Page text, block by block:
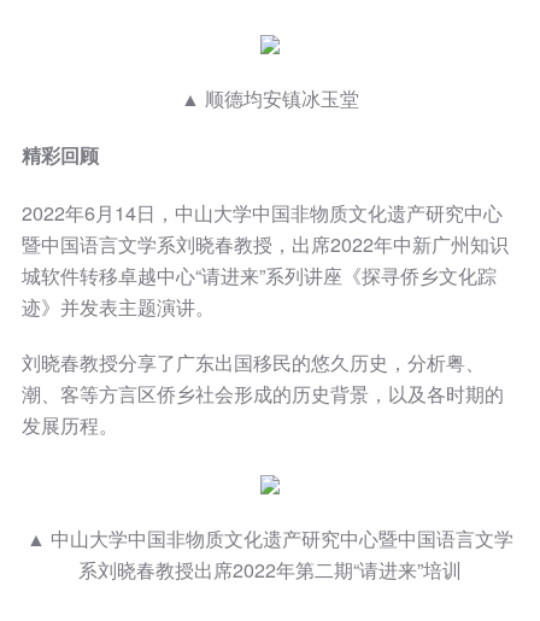
▲ 顺德均安镇冰玉堂
精彩回顾
2022年6月14日，中山大学中国非物质文化遗产研究中心
暨中国语言文学系刘晓春教授，出席2022年中新广州知识
城软件转移卓越中心“请进来”系列讲座《探寻侨乡文化踪
迹》并发表主题演讲。
刘晓春教授分享了广东出国移民的悠久历史，分析粤、
潮、客等方言区侨乡社会形成的历史背景，以及各时期的
发展历程。
▲ 中山大学中国非物质文化遗产研究中心暨中国语言文学
系刘晓春教授出席2022年第二期“请进来”培训